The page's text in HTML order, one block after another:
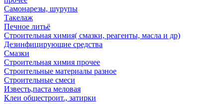
Самонарезы, шурупы
Такелаж
Печное литьё
Строительная химия( смазки, реагенты, масла и др)
Дезинфицирующие средства
Смазки
Строительная химия прочее
Строительные материалы разное
Строительные смеси
Известь,паста меловая
Клеи общестроит., затирки